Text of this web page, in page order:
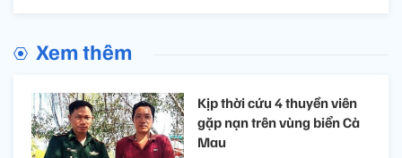
Xem thêm
Kịp thời cứu 4 thuyền viên
gặp nạn trên vùng biển Cà
Mau